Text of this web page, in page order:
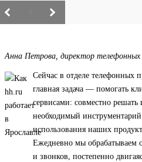
Анна Петрова, директор
Сейчас в отделе
главная задача — помогать
сервисами: совместно решать
необходимый
использования наших
Ежедневно мы обрабатываем
и звонков, постепенно